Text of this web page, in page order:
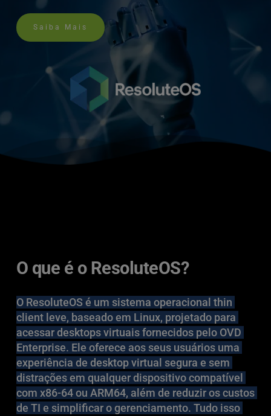
Saiba Mais
O que é o ResoluteOS?
O ResoluteOS é um sistema operacional thin
client leve, baseado em Linux, projetado para
acessar desktops virtuais fornecidos pelo OVD
Enterprise. Ele oferece aos seus usuários uma
experiência de desktop virtual segura e sem
distrações em qualquer dispositivo compatível
com x86-64 ou ARM64, além de reduzir os custos
de TI e simplificar o gerenciamento. Tudo isso